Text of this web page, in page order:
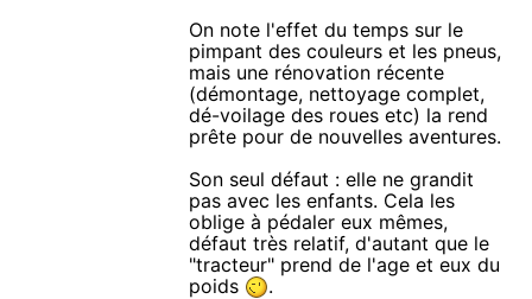
On note l'effet du temps sur le
pimpant des couleurs et les pneus,
mais une rénovation récente
(démontage, nettoyage complet,
dé-voilage des roues etc) la rend
prête pour de nouvelles aventures.
Son seul défaut : elle ne grandit
pas avec les enfants. Cela les
oblige à pédaler eux mêmes,
défaut très relatif, d'autant que le
"tracteur" prend de l'age et eux du
poids
.